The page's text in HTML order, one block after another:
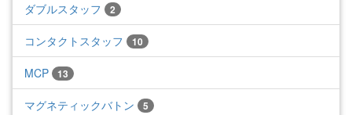
ダブルスタッフ 2
コンタクトスタッフ 10
MCP 13
マグネティックバトン 5